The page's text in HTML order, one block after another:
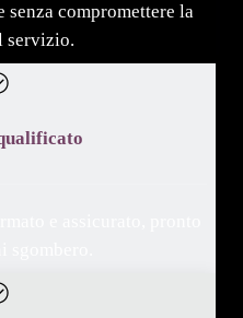
compromettere la
servizio.